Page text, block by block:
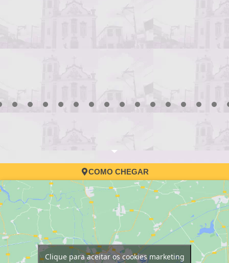
convocação
COMO CHEGAR
Clique para aceitar os cookies marketing